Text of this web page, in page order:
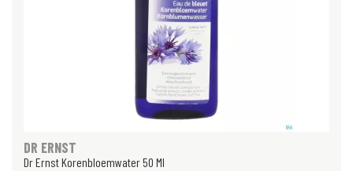
DR ERNST
Dr Ernst Korenbloemwater 50 Ml